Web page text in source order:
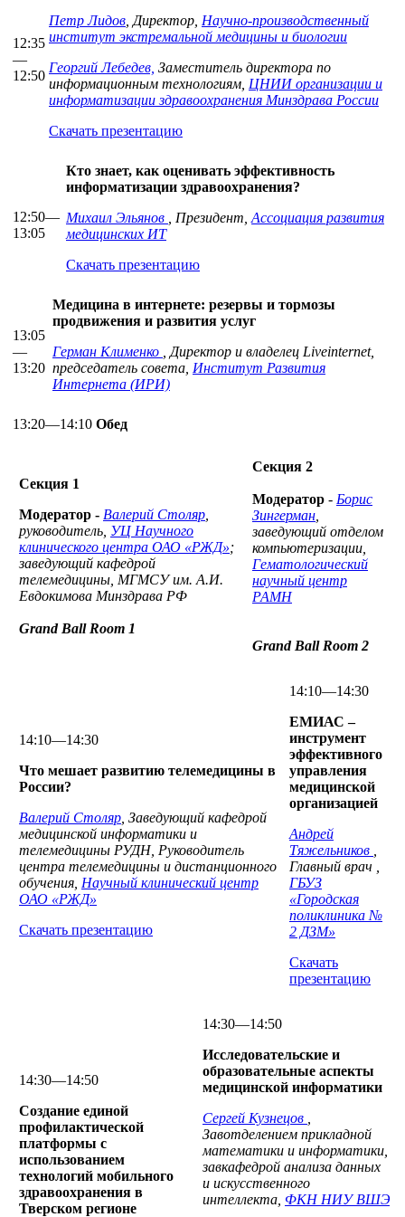
12:35
—
12:50
Петр Лидов , Директор, Научно-производственный
институт экстремальной медицины и биологии
Георгий Лебедев, Заместитель директора по
информационным технологиям, ЦНИИ организации и
информатизации здравоохранения Минздрава России
Скачать презентацию
12:50—
13:05
Кто знает, как оценивать эффективность
информатизации здравоохранения?
Михаил Эльянов
, Президент, Ассоциация развития
медицинских ИТ
Скачать презентацию
13:05
—
13:20
Медицина в интернете: резервы и тормозы
продвижения и развития услуг
Герман Клименко
, Директор и владелец Liveinternet,
председатель совета, Институт Развития
Интернета (ИРИ)
13:20—14:10 Обед
Секция 1
Модератор - Валерий Столяр
руководитель, УЦ Научного
клинического центра ОАО «РЖД»;
заведующий кафедрой
телемедицины, МГМСУ им. А.И.
Евдокимова Минздрава РФ
Grand Ball Room 1
Секция 2
Модератор - Борис
Зингерман
заведующий отделом
компьютеризации,
Гематологический
научный центр
РАМН
Grand Ball Room 2
14:10—14:30
Что мешает развитию телемедицины в
России?
Валерий Столяр , Заведующий кафедрой
медицинской информатики и
телемедицины РУДН, Руководитель
центра телемедицины и дистанционного
обучения, Научный клинический центр
ОАО «РЖД»
Скачать презентацию
14:10—14:30
ЕМИАС –
инструмент
эффективного
управления
медицинской
организацией
Андрей
Тяжельников
Главный врач ,
ГБУЗ
«Городская
поликлиника №
2 ДЗМ»
Скачать
презентацию
14:30—14:50
Создание единой
профилактической
платформы с
использованием
технологий мобильного
здравоохранения в
Тверском регионе
14:30—14:50
Исследовательские и
образовательные аспекты
медицинской информатики
Сергей Кузнецов
Завотделением прикладной
математики и информатики,
завкафедрой анализа данных
и искусственного
интеллекта, ФКН НИУ ВШЭ